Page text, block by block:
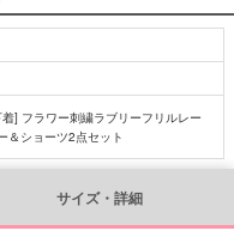
] フラワー刺繍ラブリーフリルレー
＆ショーツ2点セット
サイズ・詳細